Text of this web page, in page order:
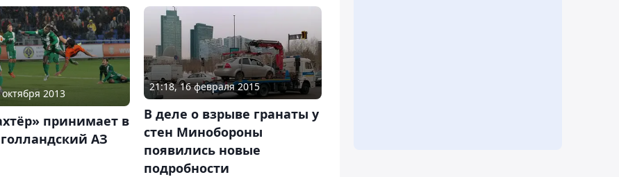
2013
принимает в
АЗ
21:18, 16 февраля 2015
В деле о взрыве гранаты у
стен Минобороны
появились новые
подробности